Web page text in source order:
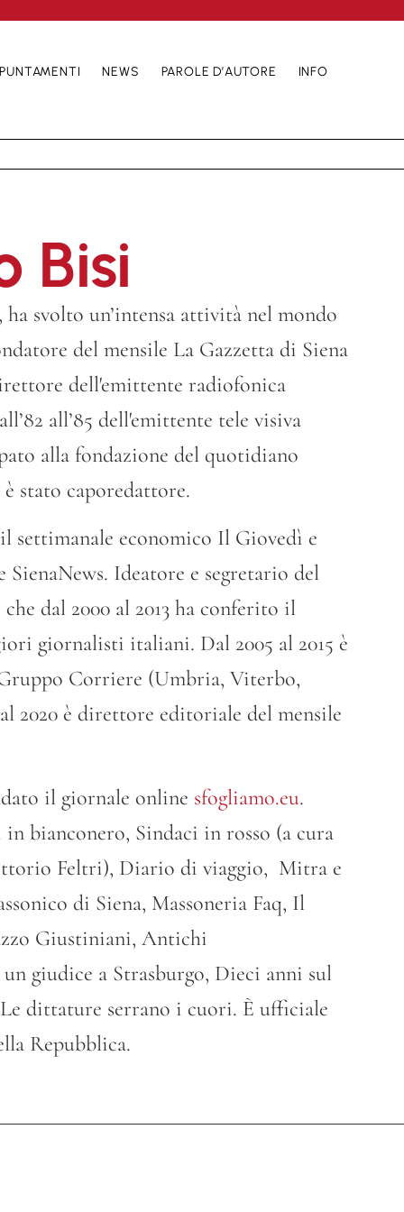
NEWS PAROLE D’AUTORE INFO
Bisi
svolto un’intensa attività nel mondo
del mensile La Gazzetta di Siena
dell'emittente radiofonica
all’85 dell'emittente tele visiva
alla fondazione del quotidiano
stato caporedattore.
settimanale economico Il Giovedì e
Ideatore e segretario del
che dal 2000 al 2013 ha conferito il
giornalisti italiani. Dal 2005 al 2015 è
Corriere (Umbria, Viterbo,
2020 è direttore editoriale del mensile
il giornale online sfogliamo.eu.
bianconero, Sindaci in rosso (a cura
Feltri), Diario di viaggio, Mitra e
di Siena, Massoneria Faq, Il
Giustiniani, Antichi
giudice a Strasburgo, Dieci anni sul
dittature serrano i cuori. È ufficiale
Repubblica.